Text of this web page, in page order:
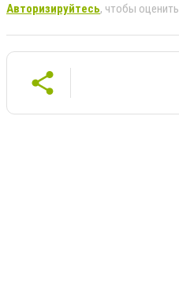
Авторизируйтесь, чтобы оценить